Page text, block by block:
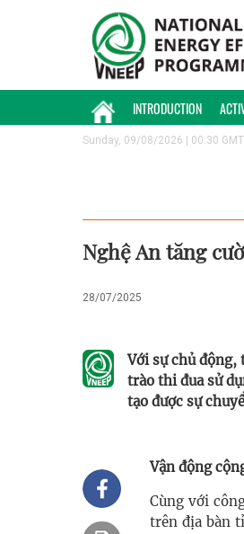
INTRODUCTION
Sunday, 09/08/2026 | 00:30
Nghệ An tăng
28/07/2025
Với sự chủ động,
trào thi đua sử
tạo được sự
Vận động
Cùng với
trên địa bàn